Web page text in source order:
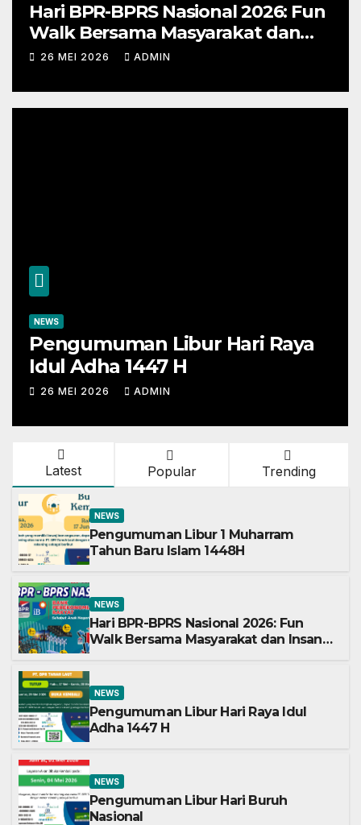
Hari BPR-BPRS Nasional 2026: Fun
Walk Bersama Masyarakat dan
Insan Perbankan
26 MEI 2026 ADMIN
NEWS
Pengumuman Libur Hari Raya
Idul Adha 1447 H
26 MEI 2026 ADMIN
Latest Popular Trending
NEWS
Pengumuman Libur 1 Muharram
Tahun Baru Islam 1448H
NEWS
Hari BPR-BPRS Nasional 2026: Fun
Walk Bersama Masyarakat dan Insan
NEWS
Pengumuman Libur Hari Raya Idul
Adha 1447 H
NEWS
Pengumuman Libur Hari Buruh
Nasional